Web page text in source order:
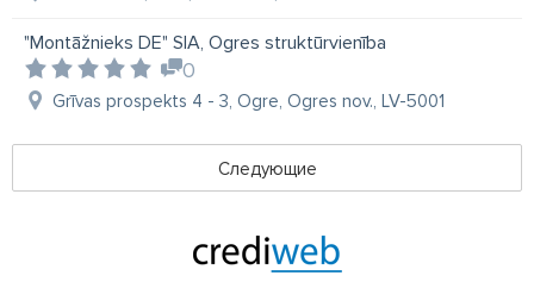
"Montāžnieks DE" SIA, Ogres struktūrvienība
0
Grīvas prospekts 4 - 3, Ogre, Ogres nov., LV-5001
Следующие